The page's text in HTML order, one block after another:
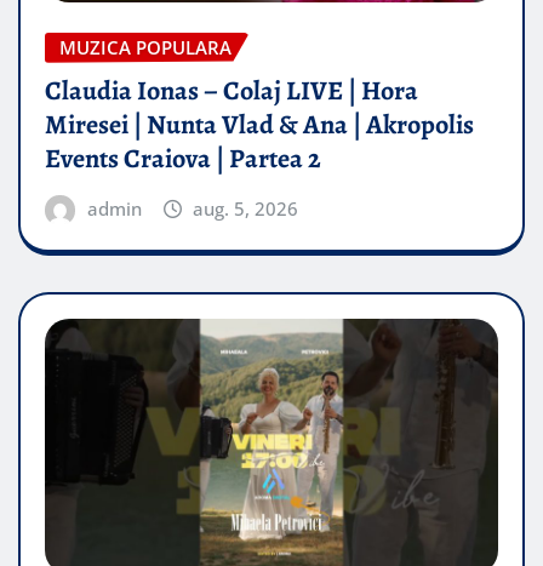
MUZICA POPULARA
Claudia Ionas – Colaj LIVE | Hora
Miresei | Nunta Vlad & Ana | Akropolis
Events Craiova | Partea 2
admin aug. 5, 2026